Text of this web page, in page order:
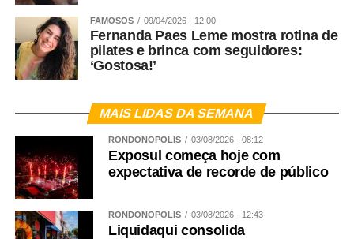
FAMOSOS 09/04/2026 - 12:00
Fernanda Paes Leme mostra rotina de
pilates e brinca com seguidores:
‘Gostosa!’
MAIS LIDAS DA SEMANA
RONDONÓPOLIS 03/08/2026 - 08:12
Exposul começa hoje com
expectativa de recorde de público
RONDONÓPOLIS 03/08/2026 - 12:43
Liquidaqui consolida